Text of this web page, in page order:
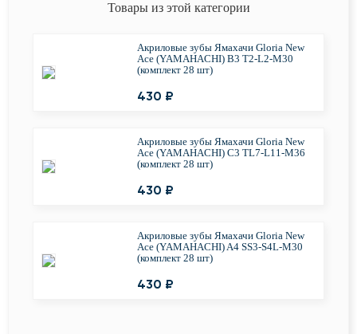
Товары из этой категории
Акриловые зубы Ямахачи Gloria New
Ace (YAMAHACHI) B3 T2-L2-M30
(комплект 28 шт)
430 ₽
Акриловые зубы Ямахачи Gloria New
Ace (YAMAHACHI) C3 TL7-L11-M36
(комплект 28 шт)
430 ₽
Акриловые зубы Ямахачи Gloria New
Ace (YAMAHACHI) A4 SS3-S4L-M30
(комплект 28 шт)
430 ₽